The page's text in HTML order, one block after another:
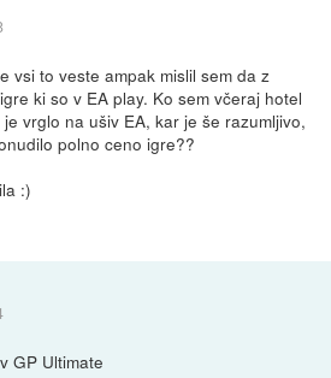
vsi to veste ampak mislil sem da z
ki so v EA play. Ko sem včeraj hotel
vrglo na ušiv EA, kar je še razumljivo,
polno ceno igre??
:)
GP Ultimate